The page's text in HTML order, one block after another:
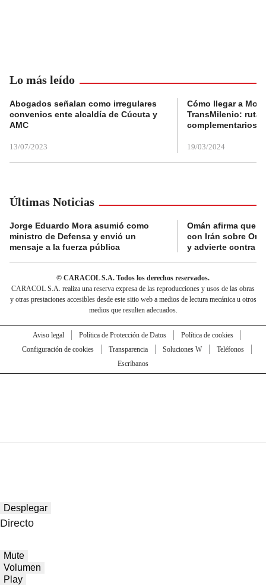
Lo más leído
Abogados señalan como irregulares
convenios ente alcaldía de Cúcuta y
AMC
13/07/2023
Cómo llegar a
TransMilenio:
complementarios
19/03/2024
Últimas Noticias
Jorge Eduardo Mora asumió como
ministro de Defensa y envió un
mensaje a la fuerza pública
Omán afirma que
con Irán sobre
y advierte contra
© CARACOL S.A. Todos los derechos reservados.
CARACOL S.A. realiza una reserva expresa de las reproducciones y usos de las obras
y otras prestaciones accesibles desde este sitio web a medios de lectura mecánica u otros
medios que resulten adecuados.
Aviso legal Política de Protección de Datos
Política de cookies
Configuración de cookies
Transparencia Soluciones W
Teléfonos
Escríbanos
Desplegar
Directo
Mute
Volumen
Play